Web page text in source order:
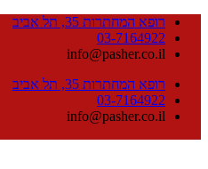
רופא המחתרות 35, תל אביב
03-7164922
info@pasher.co.il
רופא המחתרות 35, תל אביב
03-7164922
info@pasher.co.il